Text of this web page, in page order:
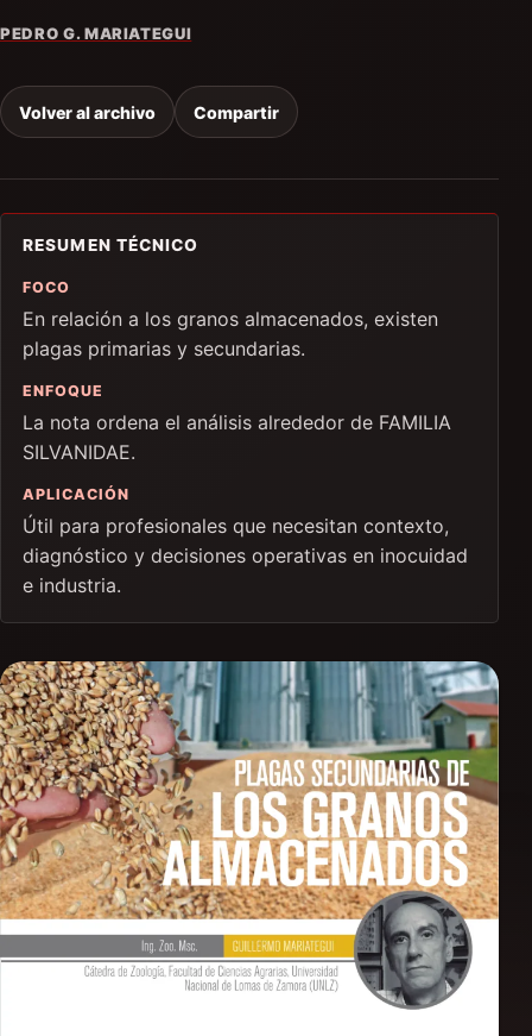
PEDRO G. MARIATEGUI
Volver al archivo Compartir
RESUMEN TÉCNICO
FOCO
En relación a los granos almacenados, existen
plagas primarias y secundarias.
ENFOQUE
La nota ordena el análisis alrededor de FAMILIA
SILVANIDAE.
APLICACIÓN
Útil para profesionales que necesitan contexto,
diagnóstico y decisiones operativas en inocuidad
e industria.